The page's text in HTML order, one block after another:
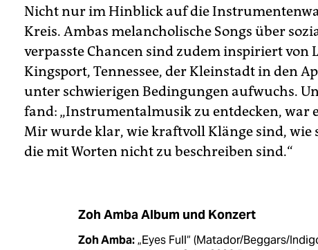
Nicht nur im Hinblick auf die
Kreis. Ambas melancholische Songs über
verpasste Chancen sind zudem inspiriert von
Kingsport, Tennessee, der Kleinstadt in den
unter schwierigen Bedingungen aufwuchs.
fand: „Instrumentalmusik zu entdecken, war
Mir wurde klar, wie kraftvoll Klänge sind, wie
die mit Worten nicht zu beschreiben sind.“
Zoh Amba Album und Konzert
Zoh Amba:„Eyes Full“ (Matador/Beggars/